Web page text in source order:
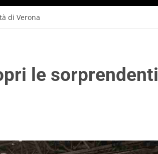
di Verona
le sorprendenti